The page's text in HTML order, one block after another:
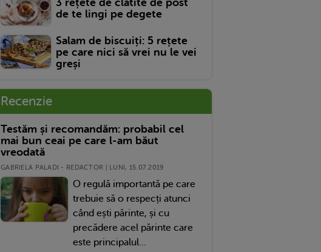
3 rețete de clătite de post
de te lingi pe degete
Salam de biscuiți: 5 rețete
pe care nici să vrei nu le vei
greși
Recenzie
Testăm și recomandăm: probabil cel
mai bun ceai pe care l-am băut
vreodată
GABRIELA PALADI - REDACTOR | LUNI, 15.07.2019
O regulă importantă pe care
trebuie să o respecți atunci
când ești părinte, și cu
precădere acel părinte care
este principalul...